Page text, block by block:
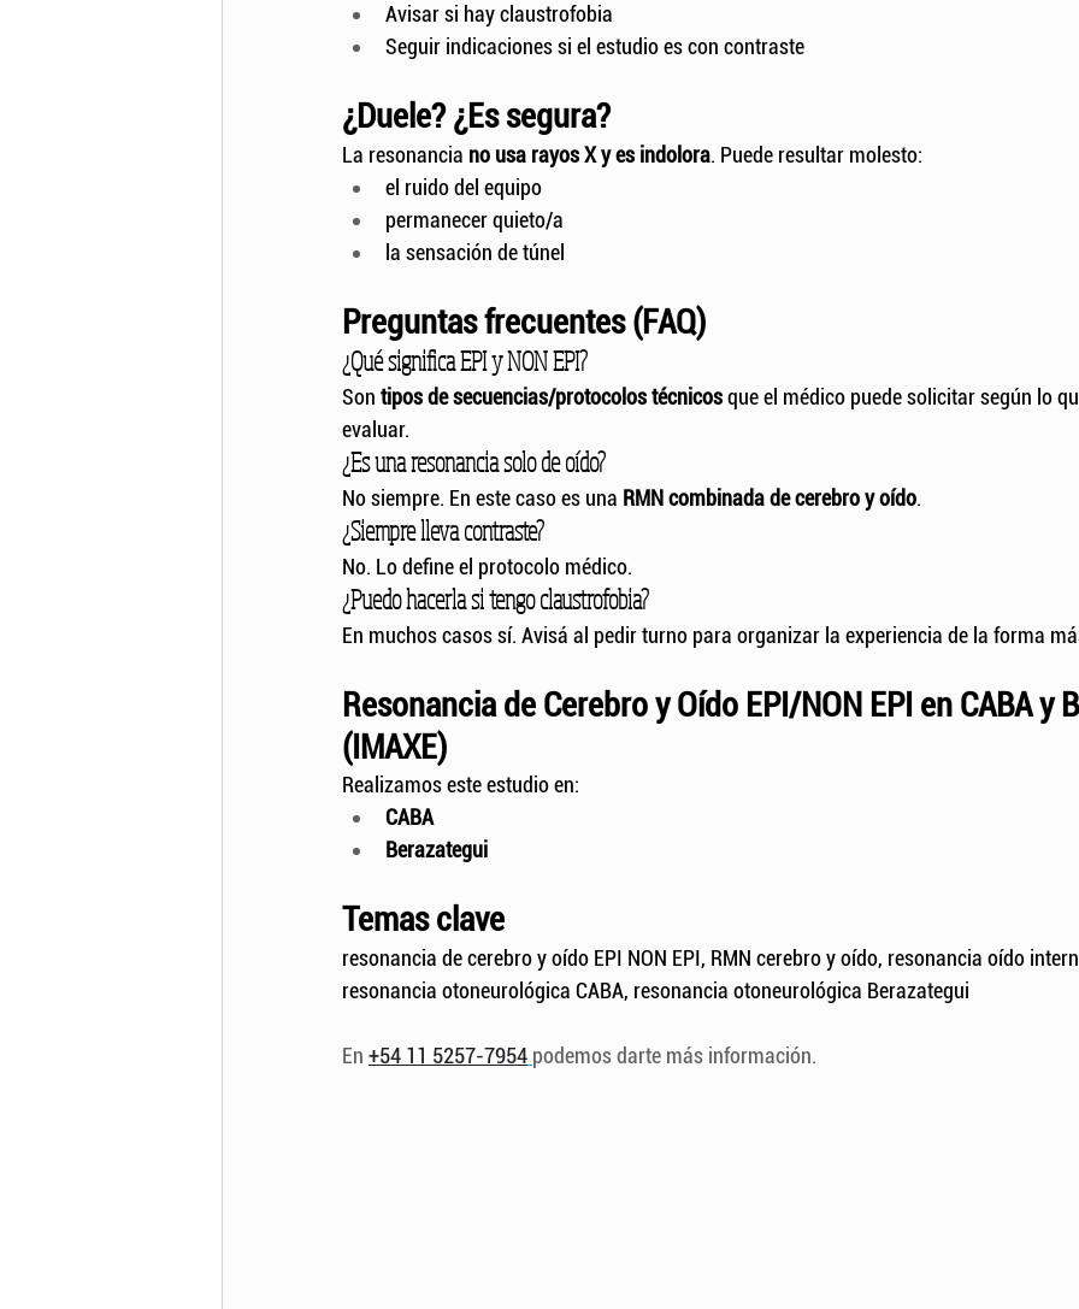
Avisar si hay claustrofobia
Seguir indicaciones si el estudio es con contraste
¿Duele? ¿Es segura?
La resonancia no usa rayos X y es indolora. Puede resultar molesto:
el ruido del equipo
permanecer quieto/a
la sensación de túnel
Preguntas frecuentes (FAQ)
¿Qué significa EPI y NON EPI?
Son tipos de secuencias/protocolos técnicos que el médico puede solicitar según lo
evaluar.
¿Es una resonancia solo de oído?
No siempre. En este caso es una RMN combinada de cerebro y oído.
¿Siempre lleva contraste?
No. Lo define el protocolo médico.
¿Puedo hacerla si tengo claustrofobia?
En muchos casos sí. Avisá al pedir turno para organizar la experiencia de la forma
Resonancia de Cerebro y Oído EPI/NON EPI en CABA y
(IMAXE)
Realizamos este estudio en:
CABA
Berazategui
Temas clave
resonancia de cerebro y oído EPI NON EPI, RMN cerebro y oído, resonancia oído
resonancia otoneurológica CABA, resonancia otoneurológica Berazategui
En +54 11 5257-7954 podemos darte más información.